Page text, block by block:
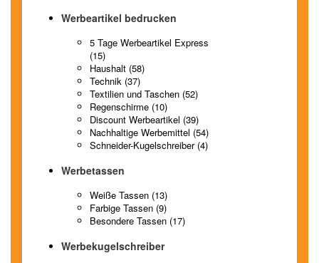
Werbeartikel bedrucken
5 Tage Werbeartikel Express
(15)
Haushalt (58)
Technik (37)
Textilien und Taschen (52)
Regenschirme (10)
Discount Werbeartikel (39)
Nachhaltige Werbemittel (54)
Schneider-Kugelschreiber (4)
Werbetassen
Weiße Tassen (13)
Farbige Tassen (9)
Besondere Tassen (17)
Werbekugelschreiber